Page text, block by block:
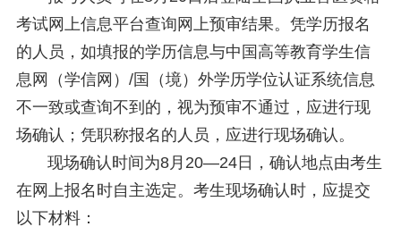
考试网上信息平台查询网上预审结果。凭学历报名
的人员，如填报的学历信息与中国高等教育学生信
息网（学信网）/国（境）外学历学位认证系统信息
不一致或查询不到的，视为预审不通过，应进行现
场确认；凭职称报名的人员，应进行现场确认。
现场确认时间为8月20—24日，确认地点由考生
在网上报名时自主选定。考生现场确认时，应提交
以下材料：